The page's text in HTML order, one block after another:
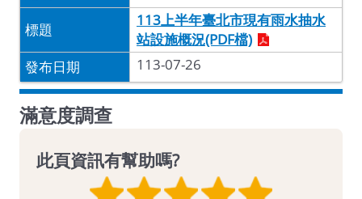
113上半年臺北市現有雨水抽水
站設施概況(PDF檔)
113-07-26
滿意度調查
此頁資訊有幫助嗎?